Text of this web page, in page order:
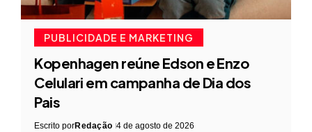
PUBLICIDADE E MARKETING
Kopenhagen reúne Edson e Enzo
Celulari em campanha de Dia dos
Pais
Escrito porRedação 4 de agosto de 2026